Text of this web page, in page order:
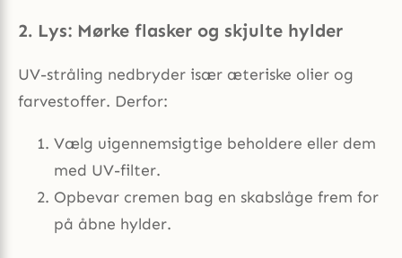
2. Lys: Mørke flasker og skjulte hylder
UV-stråling nedbryder især æteriske olier og
farvestoffer. Derfor:
Vælg uigennemsigtige beholdere eller dem
med UV-filter.
Opbevar cremen bag en skabslåge frem for
på åbne hylder.